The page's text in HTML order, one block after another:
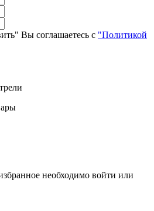
Вы соглашаетесь с "Политикой
необходимо войти или